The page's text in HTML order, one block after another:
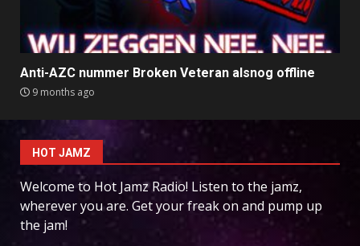
Anti-AZC nummer Broken Veteran alsnog offline
9 months ago
HOT JAMZ
Welcome to Hot Jamz Radio! Listen to the jamz,
wherever you are. Get your freak on and pump up
the jam!